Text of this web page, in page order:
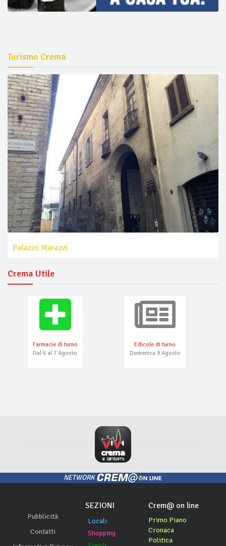
Turismo Crema
Palazzo Marazzi
Crema Utile
Farmacie di turno
Dal 6 al 7 Agosto
Edicole di turno
Domenica 9 Agosto
NETWORK
Pubblicità
Contatti
SEZIONI
Locali
Shopping
Crem@ on line
Primo Piano
Cronaca
Politica